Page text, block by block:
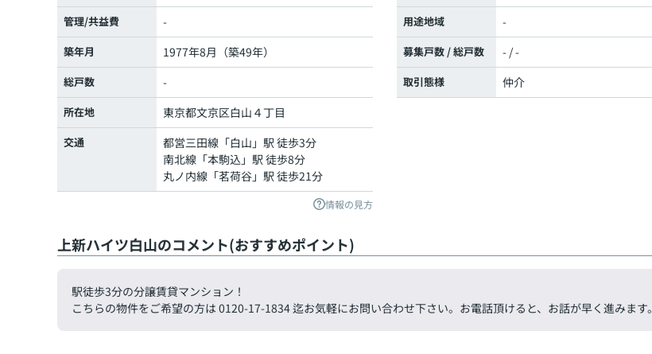
管理/共益費 -
築年月 1977年8月（築49年）
総戸数 -
所在地 東京都文京区白山 ４丁目
交通 都営三田線 「白山 」駅 徒歩3分
南北線 「本駒込 」駅 徒歩8分
丸ノ内線 「茗荷谷」駅 徒歩21分
情報の見方
用途地域 -
募集戸数 / 総戸数 - / -
取引態様 仲介
上新ハイツ白山のコメント(おすすめポイント)
駅徒歩3分の分譲賃貸マンション！
こちらの物件をご希望の方は 0120-17-1834 迄お気軽にお問い合わせ下さい。お電話頂けると、お話が早く進みます。